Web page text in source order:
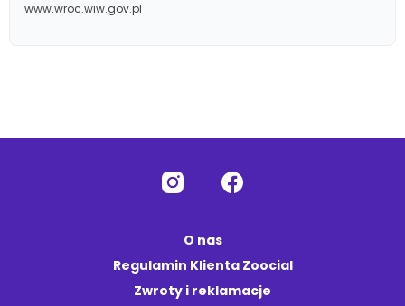
www.wroc.wiw.gov.pl
O nas
Regulamin Klienta Zoocial
Zwroty i reklamacje